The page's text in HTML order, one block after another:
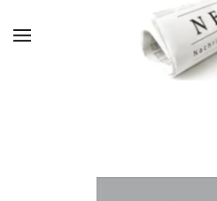
Zum Hauptinhalt springen